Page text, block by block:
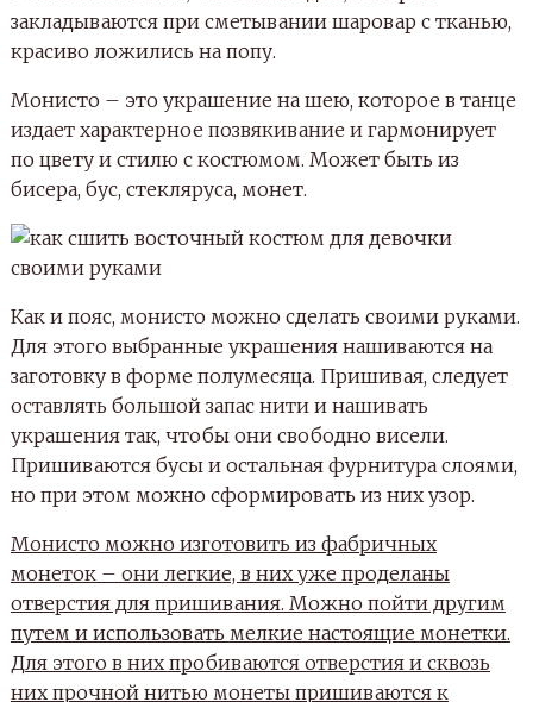
закладываются при сметывании шаровар с тканью,
красиво ложились на попу.
Монисто – это украшение на шею, которое в танце
издает характерное позвякивание и гармонирует
по цвету и стилю с костюмом. Может быть из
бисера, бус, стекляруса, монет.
Как и пояс, монисто можно сделать своими руками.
Для этого выбранные украшения нашиваются на
заготовку в форме полумесяца. Пришивая, следует
оставлять большой запас нити и нашивать
украшения так, чтобы они свободно висели.
Пришиваются бусы и остальная фурнитура слоями,
но при этом можно сформировать из них узор.
Монисто можно изготовить из фабричных
монеток – они легкие, в них уже проделаны
отверстия для пришивания. Можно пойти другим
путем и использовать мелкие настоящие монетки.
Для этого в них пробиваются отверстия и сквозь
них прочной нитью монеты пришиваются к